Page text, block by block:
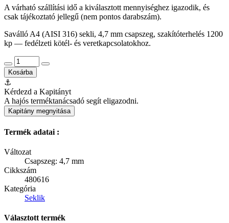
A várható szállítási idő a kiválasztott mennyiséghez igazodik, és
csak tájékoztató jellegű (nem pontos darabszám).
Saválló A4 (AISI 316) sekli, 4,7 mm csapszeg, szakítóterhelés 1200
kp — fedélzeti kötél- és veretkapcsolatokhoz.
Kosárba
⚓
Kérdezd a Kapitányt
A hajós terméktanácsadó segít eligazodni.
Kapitány megnyitása
Termék adatai :
Változat
Csapszeg: 4,7 mm
Cikkszám
480616
Kategória
Seklik
Választott termék